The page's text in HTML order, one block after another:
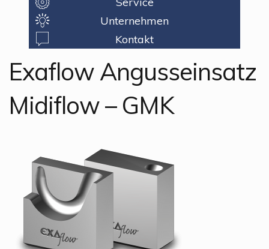
Unternehmen
Kontakt
Exaflow Angusseinsatz
Midiflow – GMK